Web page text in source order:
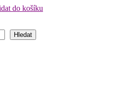
do košíku
Hledat